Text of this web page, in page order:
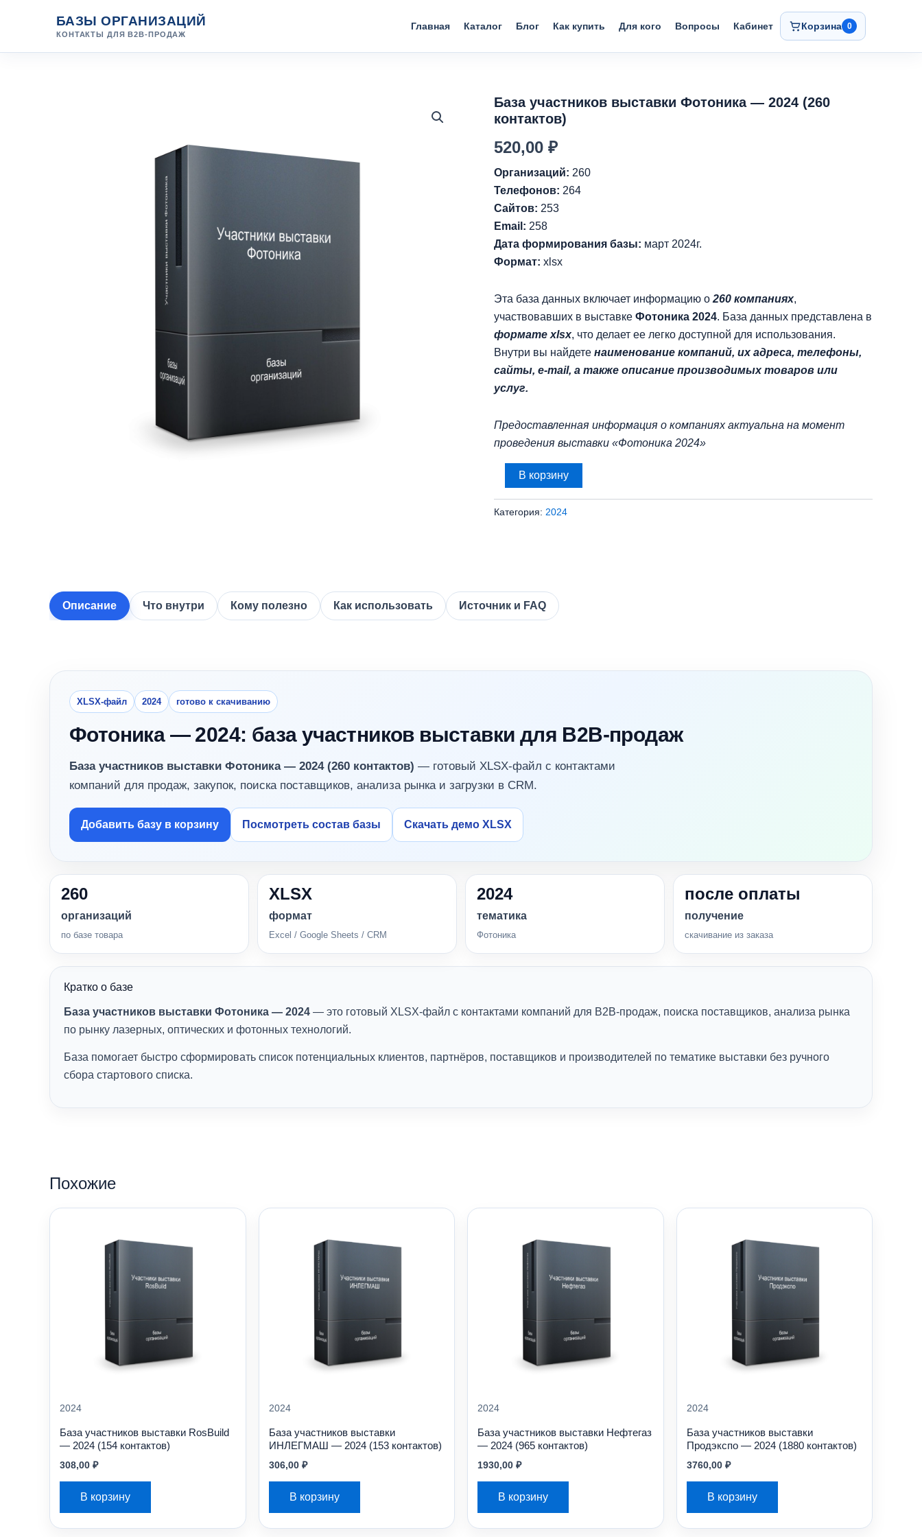
БАЗЫ ОРГАНИЗАЦИЙ
КОНТАКТЫ ДЛЯ B2B-ПРОДАЖ
Главная Каталог Блог Как купить Для кого Вопросы Кабинет Корзина 0
База участников выставки Фотоника — 2024 (260
контактов)
520,00 ₽
Организаций: 260
Телефонов: 264
Сайтов: 253
Email: 258
Дата формирования базы: март 2024г.
Формат: xlsx
Эта база данных включает информацию о 260 компаниях,
участвовавших в выставке Фотоника 2024. База данных представлена в
формате xlsx, что делает ее легко доступной для использования.
Внутри вы найдете наименование компаний, их адреса, телефоны,
сайты, e-mail, а также описание производимых товаров или
услуг.
Предоставленная информация о компаниях актуальна на момент
проведения выставки «Фотоника 2024»
Количество
База
участников
контактов)
В корзину
Категория: 2024
Описание Что внутри Кому полезно Как использовать Источник и FAQ
XLSX-файл 2024 готово к скачиванию
Фотоника — 2024: база участников выставки для B2B-продаж
База участников выставки Фотоника — 2024 (260 контактов) — готовый XLSX-файл с контактами
компаний для продаж, закупок, поиска поставщиков, анализа рынка и загрузки в CRM.
Добавить базу в корзину Посмотреть состав базы Скачать демо XLSX
260
организаций
по базе товара
XLSX
формат
Excel / Google Sheets / CRM
2024
тематика
Фотоника
после оплаты
получение
скачивание из заказа
Кратко о базе
База участников выставки Фотоника — 2024 — это готовый XLSX-файл с контактами компаний для B2B-продаж, поиска поставщиков, анализа рынка
по рынку лазерных, оптических и фотонных технологий.
База помогает быстро сформировать список потенциальных клиентов, партнёров, поставщиков и производителей по тематике выставки без ручного
сбора стартового списка.
Похожие
2024
База участников выставки RosBuild
— 2024 (154 контактов)
308,00 ₽
В корзину
2024
База участников выставки
ИНЛЕГМАШ — 2024 (153 контактов)
306,00 ₽
В корзину
2024
База участников выставки Нефтегаз
— 2024 (965 контактов)
1930,00 ₽
В корзину
2024
База участников выставки
Продэкспо — 2024 (1880 контактов)
3760,00 ₽
В корзину